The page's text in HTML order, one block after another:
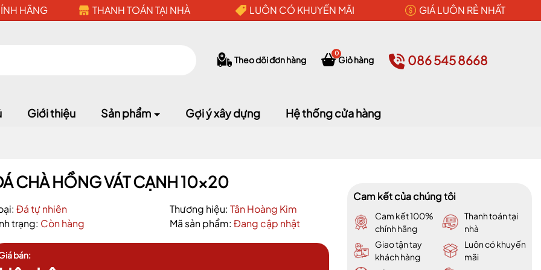
HÃNG THANH TOÁN TẠI NHÀ LUÔN CÓ KHUYẾN MÃI GIÁ LUÔN RẺ NHẤT
Theo dõi đơn hàng Giỏ hàng
0 086 545 8668
Giới thiệu Sản phẩm Gợi ý xây dựng Hệ thống cửa hàng
CHÀ HỒNG VÁT CẠNH 10x20
Đá tự nhiên Thương hiệu: Tân Hoàng Kim
trạng: Còn hàng Mã sản phẩm: Đang cập nhật
bán:
Cam kết của chúng tôi
Cam kết 100%
chính hãng
Thanh toán tại
nhà
Giao tận tay
khách hàng
Luôn có khuyến
mãi
Mã giảm giá:
Ngày hết hạn:
Điều kiện: